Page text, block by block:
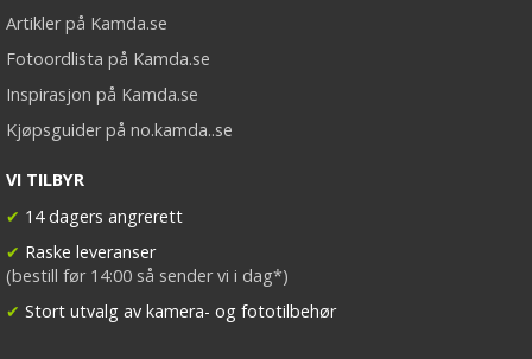
Artikler på Kamda.se
Fotoordlista på Kamda.se
Inspirasjon på Kamda.se
Kjøpsguider på no.kamda..se
VI TILBYR
✔ 14 dagers angrerett
✔ Raske leveranser
(bestill før 14:00 så sender vi i dag*)
✔ Stort utvalg av kamera- og fototilbehør